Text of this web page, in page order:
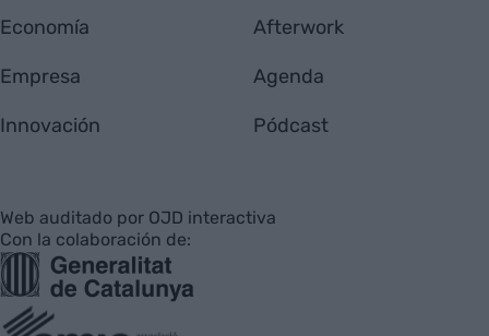
Economía
Empresa
Innovación
Afterwork
Agenda
Pódcast
Web auditado por OJD interactiva
Con la colaboración de: